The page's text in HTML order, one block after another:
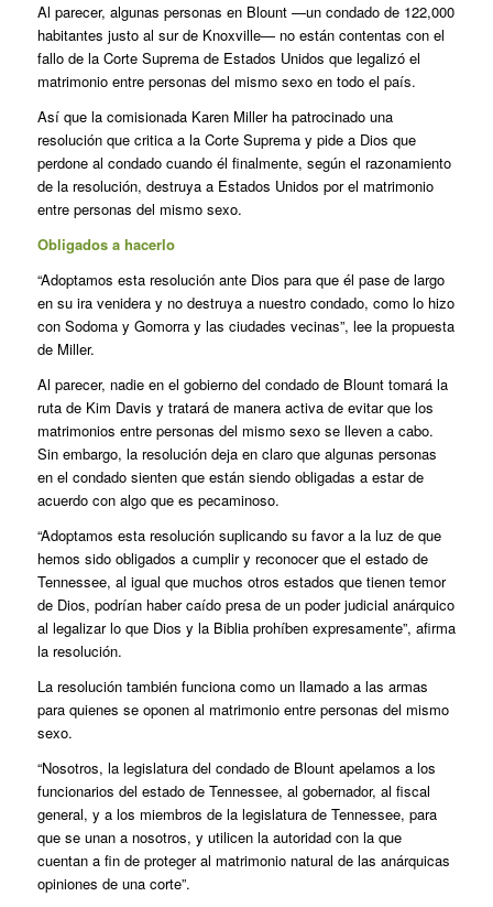
Al parecer, algunas personas en Blount —un condado de 122,000
habitantes justo al sur de Knoxville— no están contentas con el
fallo de la Corte Suprema de Estados Unidos que legalizó el
matrimonio entre personas del mismo sexo en todo el país.
Así que la comisionada Karen Miller ha patrocinado una
resolución que critica a la Corte Suprema y pide a Dios que
perdone al condado cuando él finalmente, según el razonamiento
de la resolución, destruya a Estados Unidos por el matrimonio
entre personas del mismo sexo.
Obligados a hacerlo
“Adoptamos esta resolución ante Dios para que él pase de largo
en su ira venidera y no destruya a nuestro condado, como lo hizo
con Sodoma y Gomorra y las ciudades vecinas”, lee la propuesta
de Miller.
Al parecer, nadie en el gobierno del condado de Blount tomará la
ruta de Kim Davis y tratará de manera activa de evitar que los
matrimonios entre personas del mismo sexo se lleven a cabo.
Sin embargo, la resolución deja en claro que algunas personas
en el condado sienten que están siendo obligadas a estar de
acuerdo con algo que es pecaminoso.
“Adoptamos esta resolución suplicando su favor a la luz de que
hemos sido obligados a cumplir y reconocer que el estado de
Tennessee, al igual que muchos otros estados que tienen temor
de Dios, podrían haber caído presa de un poder judicial anárquico
al legalizar lo que Dios y la Biblia prohíben expresamente”, afirma
la resolución.
La resolución también funciona como un llamado a las armas
para quienes se oponen al matrimonio entre personas del mismo
sexo.
“Nosotros, la legislatura del condado de Blount apelamos a los
funcionarios del estado de Tennessee, al gobernador, al fiscal
general, y a los miembros de la legislatura de Tennessee, para
que se unan a nosotros, y utilicen la autoridad con la que
cuentan a fin de proteger al matrimonio natural de las anárquicas
opiniones de una corte”.